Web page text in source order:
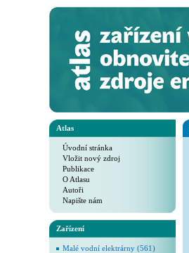
Atlas
Úvodní stránka
Vložit nový zdroj
Publikace
O Atlasu
Autoři
Napište nám
Zařízení
Malé vodní elektrárny (561)